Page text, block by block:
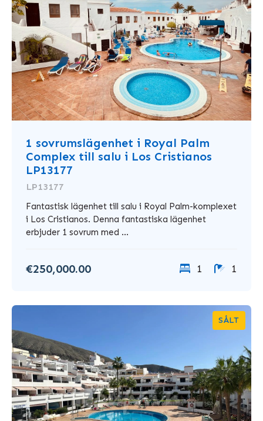
1 sovrumslägenhet i Royal Palm
Complex till salu i Los Cristianos
LP13177
LP13177
Fantastisk lägenhet till salu i Royal Palm-komplexet
i Los Cristianos. Denna fantastiska lägenhet
erbjuder 1 sovrum med ...
€250,000.00 1 1
SÅLT